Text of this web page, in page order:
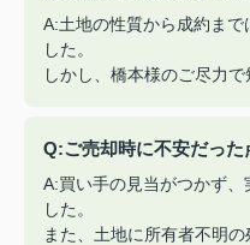
A:土地の性質から成約ま
した。
しかし、橋本様のご尽力で
Q:ご売却時に不安だった
A:買い手の見当がつかず
した。
また、土地に所有者不明